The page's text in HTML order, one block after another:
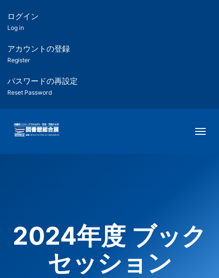
ツ
匿
名
ユ
ー
ー
用
メ
ログイン
Log in
アカウントの登録
Register
パスワードの再設定
Reset Password
2024年度 ブック
セッション